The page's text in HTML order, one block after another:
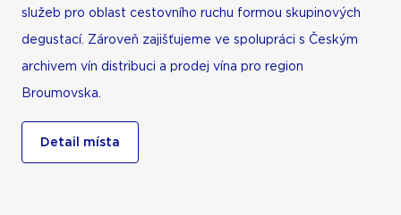
služeb pro oblast cestovního ruchu formou skupinových
degustací. Zároveň zajišťujeme ve spolupráci s Českým
archivem vín distribuci a prodej vína pro region
Broumovska.
Detail místa